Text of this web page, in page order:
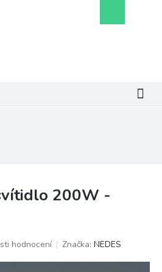
košík
200W -
hodnocení Značka: NEDES